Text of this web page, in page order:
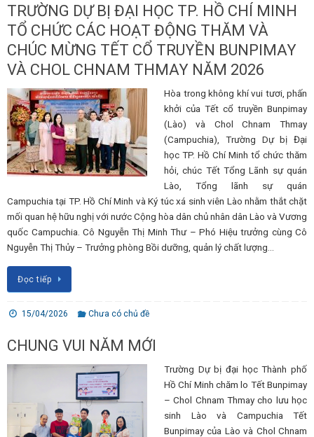
TRƯỜNG DỰ BỊ ĐẠI HỌC TP. HỒ CHÍ MINH
TỔ CHỨC CÁC HOẠT ĐỘNG THĂM VÀ
CHÚC MỪNG TẾT CỔ TRUYỀN BUNPIMAY
VÀ CHOL CHNAM THMAY NĂM 2026
Hòa trong không khí vui tươi, phấn
khởi của Tết cổ truyền Bunpimay
(Lào) và Chol Chnam Thmay
(Campuchia), Trường Dự bị Đại
học TP. Hồ Chí Minh tổ chức thăm
hỏi, chúc Tết Tổng Lãnh sự quán
Lào, Tổng lãnh sự quán
Campuchia tại TP. Hồ Chí Minh và Ký túc xá sinh viên Lào nhằm thắt chặt
mối quan hệ hữu nghị với nước Cộng hòa dân chủ nhân dân Lào và Vương
quốc Campuchia. Cô Nguyễn Thị Minh Thư – Phó Hiệu trưởng cùng Cô
Nguyễn Thị Thủy – Trưởng phòng Bồi dưỡng, quản lý chất lượng…
Đọc tiếp
15/04/2026 Chưa có chủ đề
CHUNG VUI NĂM MỚI
Trường Dự bị đại học Thành phố
Hồ Chí Minh chăm lo Tết Bunpimay
– Chol Chnam Thmay cho lưu học
sinh Lào và Campuchia Tết
Bunpimay của Lào và Chol Chnam